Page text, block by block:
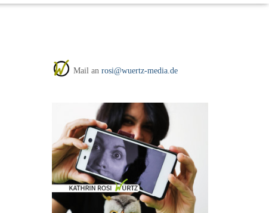
Mail an rosi@wuertz-media.de